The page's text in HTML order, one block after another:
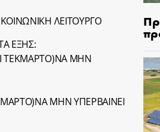
ΛΕΙΤΟΥΡΓΟ
ΕΞΗΣ:
ΤΕΚΜΑΡΤΟ)ΝΑ ΜΗΝ
ΜΗΝ ΥΠΕΡΒΑΙΝΕΙ